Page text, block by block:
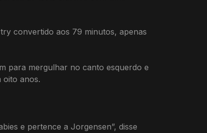
convertido aos 79 minutos, apenas
para mergulhar no canto esquerdo e
oito anos.
e pertence a Jorgensen”, disse